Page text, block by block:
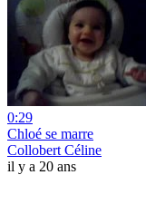
0:29
Chloé se marre
Collobert Céline
il y a 20 ans